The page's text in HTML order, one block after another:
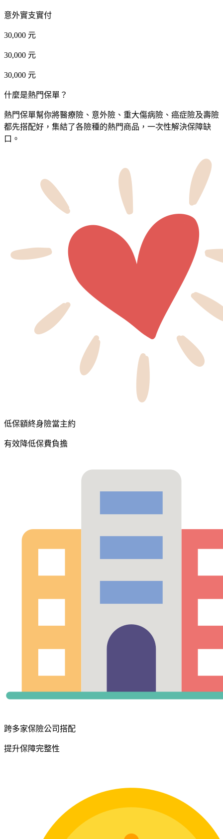
意外實支實付
30,000 元
30,000 元
30,000 元
什麼是熱門保單？
熱門保單幫你將醫療險、意外險、重大傷病險、癌症險及壽險
都先搭配好，集結了各險種的熱門商品，一次性解決保障缺
口。
低保額終身險當主約
有效降低保費負擔
跨多家保險公司搭配
提升保障完整性